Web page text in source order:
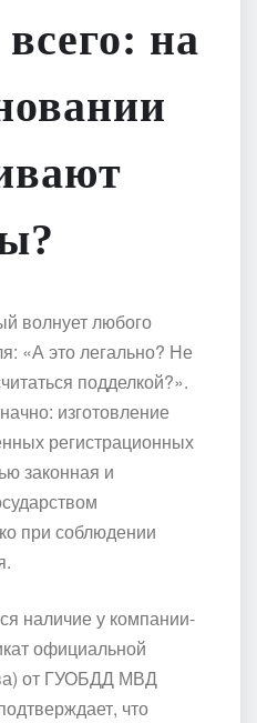
на
волнует любого
«А это легально? Не
подделкой?».
изготовление
регистрационных
законная и
при соблюдении
наличие у компании-
официальной
от ГУОБДД МВД
что